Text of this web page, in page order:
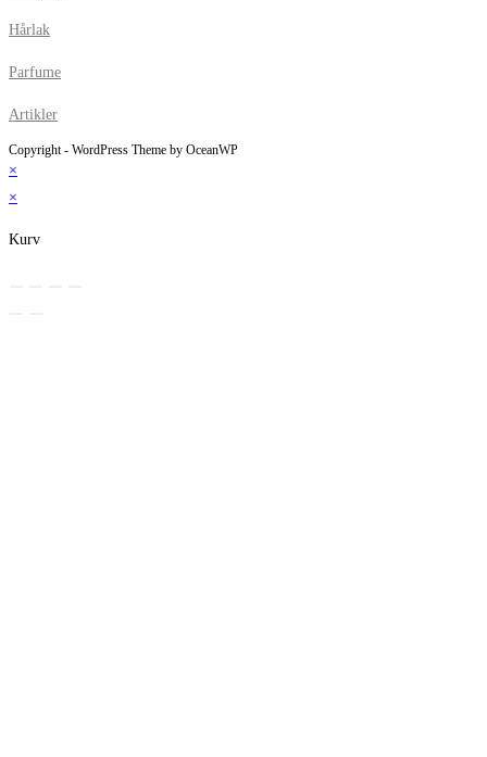
Hårlak
Parfume
Artikler
Copyright - WordPress Theme by OceanWP
×
×
Kurv